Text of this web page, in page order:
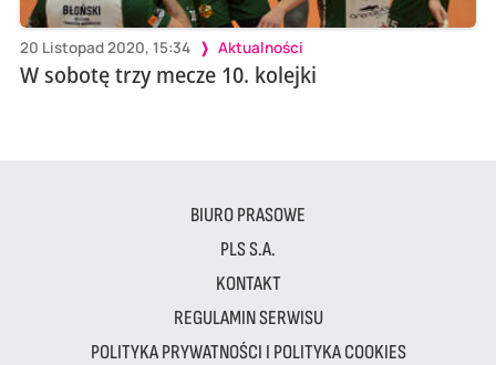
20 Listopad 2020, 15:34 Aktualności
W sobotę trzy mecze 10. kolejki
BIURO PRASOWE
PLS S.A.
KONTAKT
REGULAMIN SERWISU
POLITYKA PRYWATNOŚCI I POLITYKA COOKIES